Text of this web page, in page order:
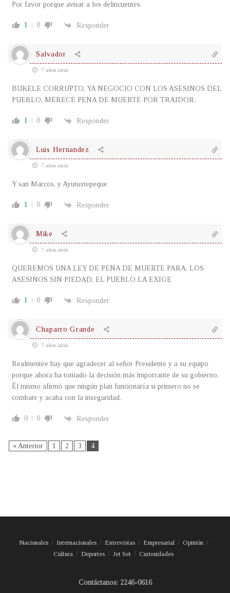
Por favor porque avisar a los delincuentes.
1 0 Responder
Salvador
7 años atrás
BUKELE CORRUPTO, YA NEGOCIO CON LOS ASESINOS DEL
PUEBLO, MERECE PENA DE MUERTE POR TRAIDOR.
1 0 Responder
Luis Hernandez
7 años atrás
Y san Marcos, y Ayutuxtepeque
1 0 Responder
Mike
7 años atrás
QUEREMOS UNA LEY DE PENA DE MUERTE PARA, LOS
ASESINOS SIN PIEDAD, EL PUEBLO LA EXIGE
1 0 Responder
Chaparro Grande
7 años atrás
Realmentee hay que agradecer al señor Presidente y a su equipo
porque ahora ha tomado la decisión más imporrante de su gobierno.
Él mismo afirmó que ningún plan funcionaría si primero no se
combate y acaba con la inseguridad.
0 0 Responder
« Anterior 1 2 3 4
Nacionales Internacionales Entrevistas Empresarial
Opinión
Cultura
Deportes Jet Set Curiosidades
Contáctanos: 2246-0616